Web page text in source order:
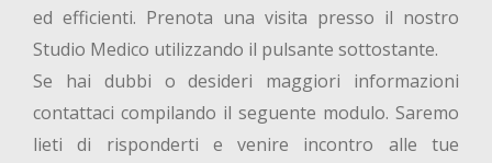
ed efficienti. Prenota una visita presso il nostro
Studio Medico utilizzando il pulsante sottostante.
Se hai dubbi o desideri maggiori informazioni
contattaci compilando il seguente modulo. Saremo
lieti di risponderti e venire incontro alle tue